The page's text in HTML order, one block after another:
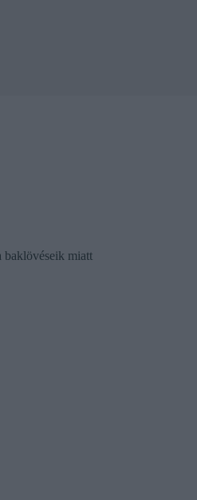
baklövéseik miatt